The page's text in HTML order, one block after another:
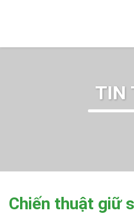
TIN
Chiến thuật giữ